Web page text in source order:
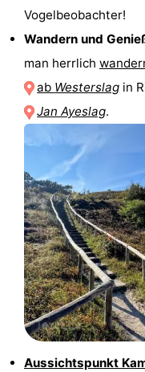
Zee
Vlijt
Hoeve
Holland
en
Zeezicht
Strandhuys
Strandplevier
Campingplätze
Ferienhäuser
Eibernest
Hoogelandt
Beach
Park
Buytenveldt
Vogelbeobachter!
Wandern und
man herrlich
ab Westerslag in
Jan Ayeslag.
Aussichtspunkt